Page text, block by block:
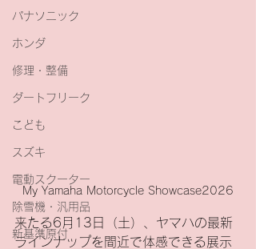
パナソニック
ホンダ
修理・整備
ダートフリーク
こども
スズキ
電動スクーター
除雪機・汎用品
新基準原付
My Yamaha Motorcycle Showcase2026
来たる6月13日（土）、ヤマハの最新
ラインナップを間近で体感できる展示